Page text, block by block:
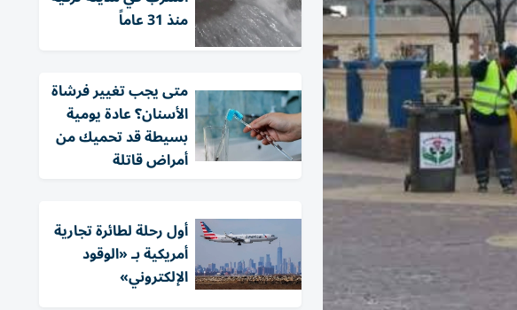
منذ 31 عاماً
متى يجب تغيير فرشاة
الأسنان؟ عادة يومية
بسيطة قد تحميك من
أمراض قاتلة
أول رحلة لطائرة تجارية
أمريكية بـ «الوقود
الإلكتروني»